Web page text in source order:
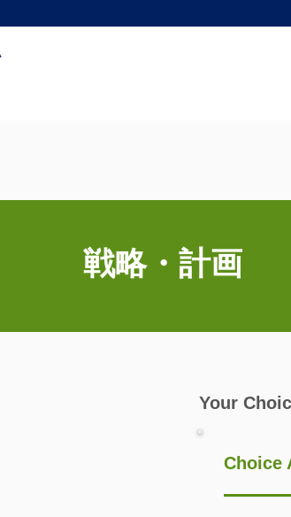
戦略・計画
Your
Choice